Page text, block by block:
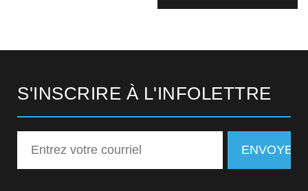
S'INSCRIRE À L'INFOLETTRE